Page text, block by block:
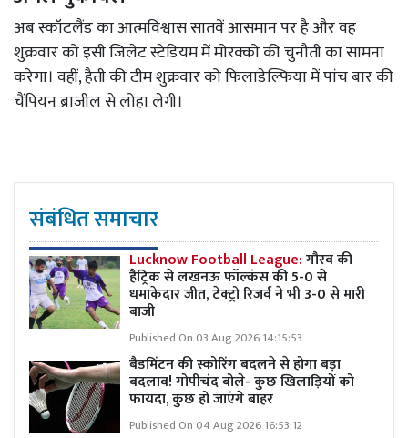
अब स्कॉटलैंड का आत्मविश्वास सातवें आसमान पर है और वह
शुक्रवार को इसी जिलेट स्टेडियम में मोरक्को की चुनौती का सामना
करेगा। वहीं, हैती की टीम शुक्रवार को फिलाडेल्फिया में पांच बार की
चैंपियन ब्राजील से लोहा लेगी।
संबंधित समाचार
Lucknow Football League:गौरव की
हैट्रिक से लखनऊ फॉल्कंस की 5-0 से
धमाकेदार जीत, टेक्ट्रो रिजर्व ने भी 3-0 से मारी
बाजी
Published On 03 Aug 2026 14:15:53
बैडमिंटन की स्कोरिंग बदलने से होगा बड़ा
बदलाव! गोपीचंद बोले- कुछ खिलाड़ियों को
फायदा, कुछ हो जाएंगे बाहर
Published On 04 Aug 2026 16:53:12